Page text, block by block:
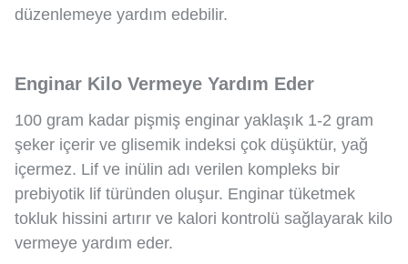
düzenlemeye yardım edebilir.
Enginar Kilo Vermeye Yardım Eder
100 gram kadar pişmiş enginar yaklaşık 1-2 gram
şeker içerir ve glisemik indeksi çok düşüktür, yağ
içermez. Lif ve inülin adı verilen kompleks bir
prebiyotik lif türünden oluşur. Enginar tüketmek
tokluk hissini artırır ve kalori kontrolü sağlayarak kilo
vermeye yardım eder.